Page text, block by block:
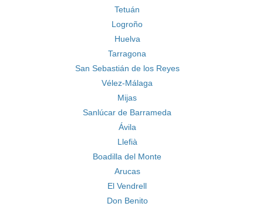
Tetuán
Logroño
Huelva
Tarragona
San Sebastián de los Reyes
Vélez-Málaga
Mijas
Sanlúcar de Barrameda
Ávila
Llefià
Boadilla del Monte
Arucas
El Vendrell
Don Benito